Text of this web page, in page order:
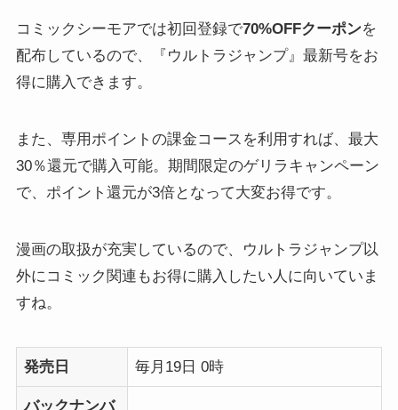
コミックシーモアでは初回登録で70%OFFクーポンを
配布しているので、『ウルトラジャンプ』最新号をお
得に購入できます。
また、専用ポイントの課金コースを利用すれば、最大
30％還元で購入可能。期間限定のゲリラキャンペーン
で、ポイント還元が3倍となって大変お得です。
漫画の取扱が充実しているので、ウルトラジャンプ以
外にコミック関連もお得に購入したい人に向いていま
すね。
発売日 毎月19日 0時
バックナンバ